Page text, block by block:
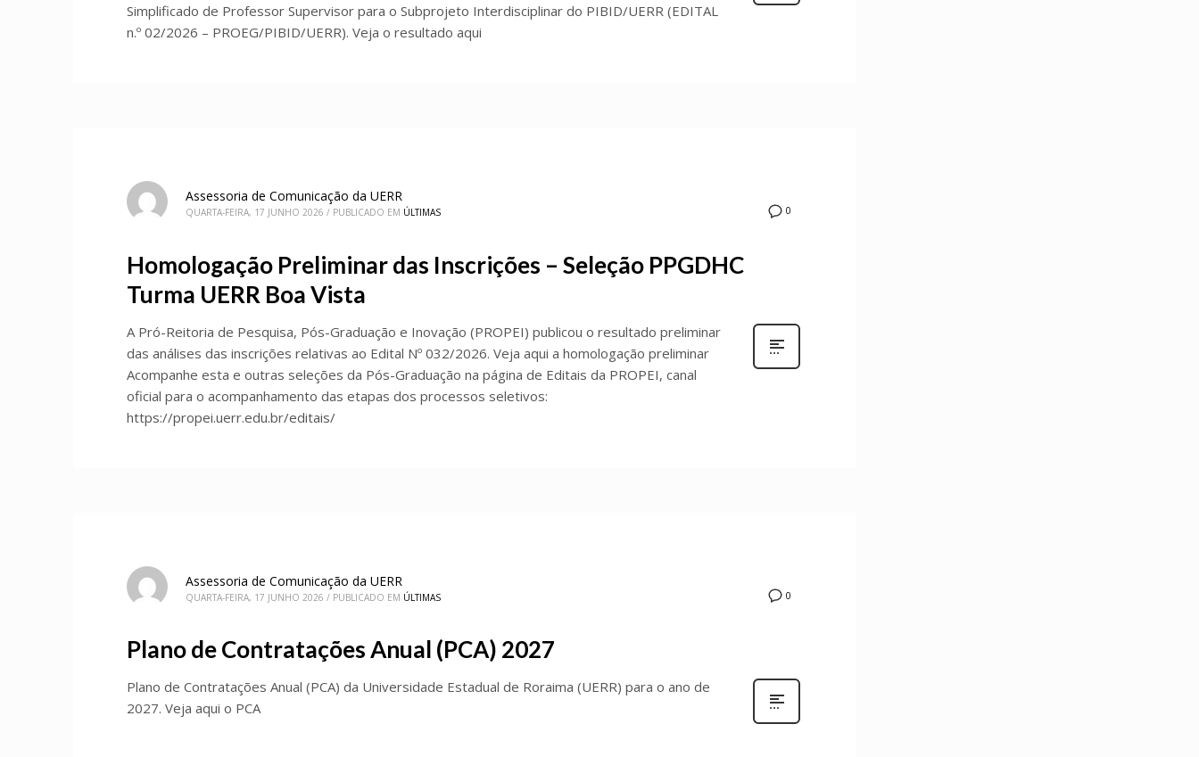
Simplificado de Professor Supervisor para o Subprojeto Interdisciplinar do PIBID/UERR (EDITAL
n.º 02/2026 – PROEG/PIBID/UERR). Veja o resultado aqui
0
Assessoria de Comunicação da UERR
QUARTA-FEIRA, 17 JUNHO 2026 / PUBLICADO EM ÚLTIMAS
Homologação Preliminar das Inscrições – Seleção PPGDHC
Turma UERR Boa Vista
A Pró-Reitoria de Pesquisa, Pós-Graduação e Inovação (PROPEI) publicou o resultado preliminar
das análises das inscrições relativas ao Edital Nº 032/2026. Veja aqui a homologação preliminar
Acompanhe esta e outras seleções da Pós-Graduação na página de Editais da PROPEI, canal
oficial para o acompanhamento das etapas dos processos seletivos:
https://propei.uerr.edu.br/editais/
0
Assessoria de Comunicação da UERR
QUARTA-FEIRA, 17 JUNHO 2026 / PUBLICADO EM ÚLTIMAS
Plano de Contratações Anual (PCA) 2027
Plano de Contratações Anual (PCA) da Universidade Estadual de Roraima (UERR) para o ano de
2027. Veja aqui o PCA